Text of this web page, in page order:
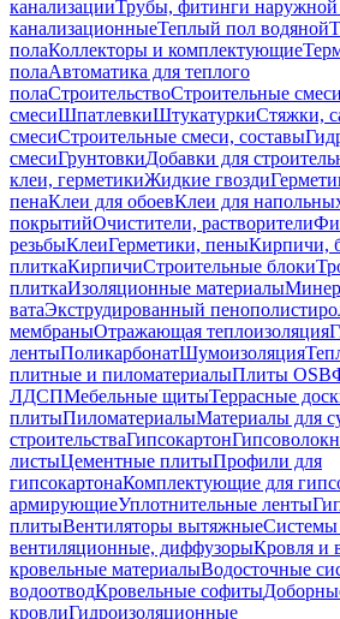
канализацииТрубы, фитинги наружной
канализационныеТеплый пол водяной
полаКоллекторы и комплектующие
полаАвтоматика для теплого
полаСтроительствоСтроительные
смесиШпатлевкиШтукатуркиСтяжки,
смесиСтроительные смеси, составы
смесиГрунтовкиДобавки для
клеи, герметикиЖидкие гвозди
пенаКлеи для обоевКлеи для
покрытийОчистители, растворители
резьбыКлеиГерметики, пеныКирпичи,
плиткаКирпичиСтроительные блоки
плиткаИзоляционные материалы
ватаЭкструдированный
мембраныОтражающая теплоизоляция
лентыПоликарбонатШумоизоляция
плитные и пиломатериалыПлиты OSB
ЛДСПМебельные щитыТеррасные
плитыПиломатериалыМатериалы для
строительстваГипсокартон
листыЦементные плитыПрофили для
гипсокартонаКомплектующие для
армирующиеУплотнительные ленты
плитыВентиляторы вытяжныеСистемы
вентиляционные, диффузорыКровля и
кровельные материалыВодосточные
водоотводКровельные софиты
кровлиГидроизоляционные